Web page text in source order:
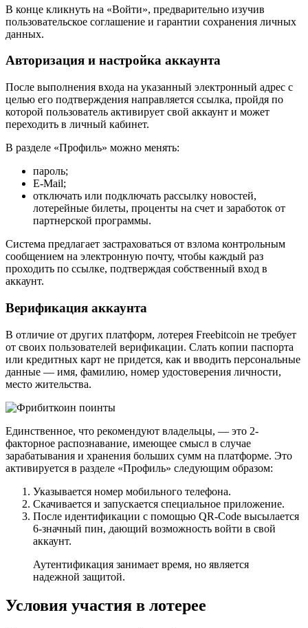
В конце кликнуть на «Войти», предварительно изучив
пользовательское соглашение и гарантии сохранения личных
данных.
Авторизация и настройка аккаунта
После выполнения входа на указанный электронный адрес с
целью его подтверждения направляется ссылка, пройдя по
которой пользователь активирует свой аккаунт и может
переходить в личный кабинет.
В разделе «Профиль» можно менять:
пароль;
E-Mail;
отключать или подключать рассылку новостей,
лотерейные билеты, проценты на счет и заработок от
партнерской программы.
Система предлагает застраховаться от взлома контрольным
сообщением на электронную почту, чтобы каждый раз
проходить по ссылке, подтверждая собственный вход в
аккаунт.
Верификация аккаунта
В отличие от других платформ, лотерея Freebitcoin не требует
от своих пользователей верификации. Слать копии паспорта
или кредитных карт не придется, как и вводить персональные
данные — имя, фамилию, номер удостоверения личности,
место жительства.
Единственное, что рекомендуют владельцы, — это 2-
факторное распознавание, имеющее смысл в случае
зарабатывания и хранения больших сумм на платформе. Это
активируется в разделе «Профиль» следующим образом:
Указывается номер мобильного телефона.
Скачивается и запускается специальное приложение.
После идентификации с помощью QR-Code высылается
6-значный пин, дающий возможность войти в свой
аккаунт.
Аутентификация занимает время, но является
надежной защитой.
Условия участия в лотерее